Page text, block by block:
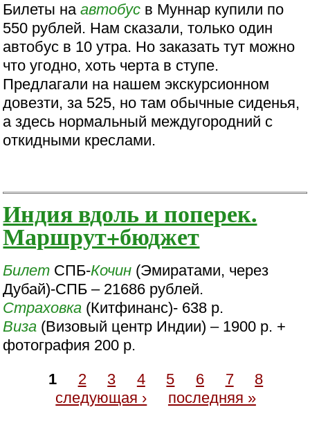
Билеты наавтобус в Муннар купили по
550 рублей. Нам сказали, только один
автобус в 10 утра. Но заказать тут можно
что угодно, хоть черта в ступе.
Предлагали на нашем экскурсионном
довезти, за 525, но там обычные сиденья,
а здесь нормальный междугородний с
откидными креслами.
Индия вдоль и поперек.
Маршрут+бюджет
Билет СПБ-Кочин (Эмиратами, через
Дубай)-СПБ – 21686 рублей.
Страховка (Китфинанс)- 638 р.
Виза (Визовый центр Индии) – 1900 р. +
фотография 200 р.
1
2 3 4 5 6 7
8
следующая ›
последняя »